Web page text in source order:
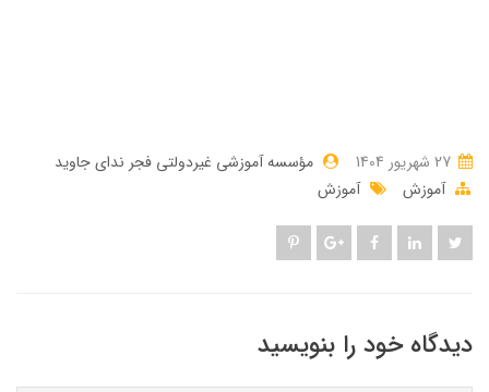
مؤسسه آموزشی غیردولتی فجر ندای جاوید
آموزش
آموزش
دیدگاه خود را بنویسید